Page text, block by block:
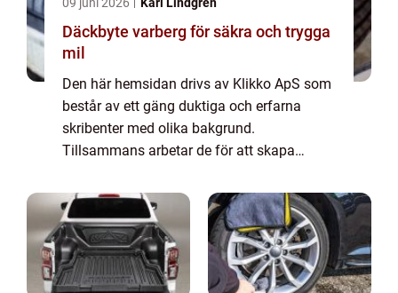
Däckbyte varberg för säkra och trygga
mil
Den här hemsidan drivs av Klikko ApS som
består av ett gäng duktiga och erfarna
skribenter med olika bakgrund.
Tillsammans arbetar de för att skapa
utmanande det är att läsa och genomgå en
massa olika ...